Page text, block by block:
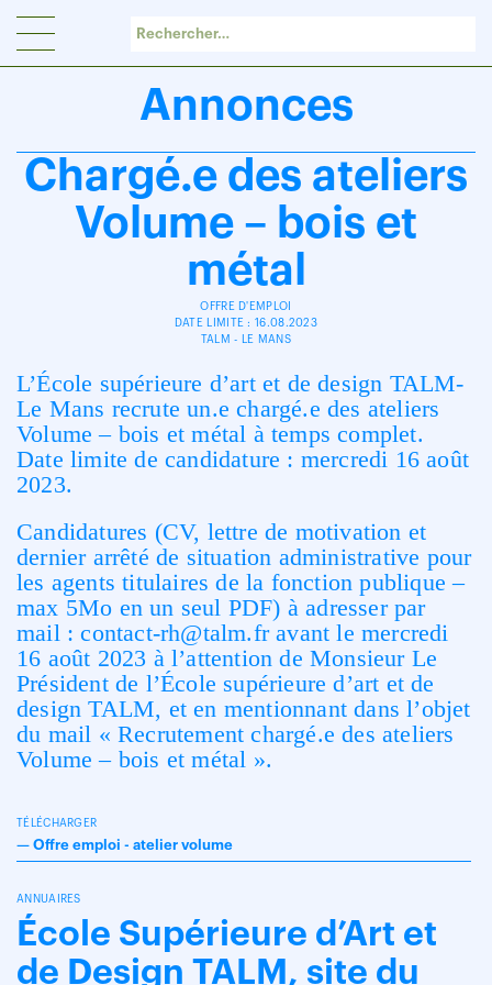
Annonces
Chargé.e des ateliers
Volume – bois et
métal
OFFRE D'EMPLOI
DATE LIMITE : 16.08.2023
TALM - LE MANS
L’École supérieure d’art et de design TALM-
Le Mans recrute un.e chargé.e des ateliers
Volume – bois et métal à temps complet.
Date limite de candidature : mercredi 16 août
2023.
Candidatures (CV, lettre de motivation et
dernier arrêté de situation administrative pour
les agents titulaires de la fonction publique –
max 5Mo en un seul PDF) à adresser par
mail : contact-rh@talm.fr avant le mercredi
16 août 2023 à l’attention de Monsieur Le
Président de l’École supérieure d’art et de
design TALM, et en mentionnant dans l’objet
du mail « Recrutement chargé.e des ateliers
Volume – bois et métal ».
TÉLÉCHARGER
— Offre emploi - atelier volume
ANNUAIRES
École Supérieure d’Art et
de Design TALM, site du